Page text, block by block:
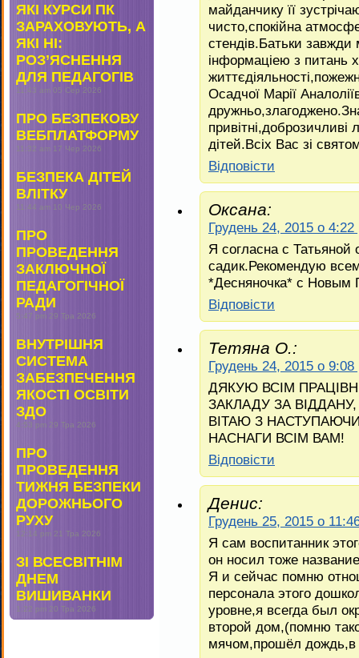
ЯКІ КУРСИ ПК
ЗАРАХОВУЮТЬ, А
ЯКІ НІ:
РОЗ’ЯСНЕННЯ
ДЛЯ ПЕДАГОГІВ
11:43 am 05 Сер 2026
ПРО БЕЗПЕКОВУ
ВЕБПЛАТФОРМУ
11:32 am 17 Чер 2026
БЕЗПЕКА ДІТЕЙ
ВЛІТКУ
11:44 am 10 Чер 2026
ПРО
ПРОВЕДЕННЯ
ЗАКЛЮЧНОЇ
ПЕДАГОГІЧНОЇ
РАДИ
5:47 pm 29 Тра 2026
ВНУТРІШНЯ
СИСТЕМА
ЗАБЕЗПЕЧЕННЯ
ЯКОСТІ ОСВІТИ
ЗДО
4:53 pm 29 Тра 2026
ПРО
ПРОВЕДЕННЯ
ТИЖНЯ БЕЗПЕКИ
ДОРОЖНЬОГО
РУХУ
12:14 pm 21 Тра 2026
ЗІ ВСЕСВІТНІМ
ДНЕМ
ВИШИВАНКИ
1:22 pm 20 Тра 2026
майданчику її
чисто,спокійна
стендів.Батьки
інформаціею з питань
Осадчої Марії
дітей.Всіх Вас зі
Відповіcти
Оксана:
Грудень 24, 2015 о 4:22
Я согласна с
садик.Рекомендую
*Десняночка* с Новым
Відповіcти
Тетяна О.:
Грудень 24, 2015 о 9:08
ДЯКУЮ ВСІМ
ЗАКЛАДУ ЗА
ВІТАЮ З
НАСНАГИ ВСІМ ВАМ!
Відповіcти
Денис:
Грудень 25, 2015 о
Я сам воспитанник
он носил тоже
Я и сейчас помню
персонала этого
уровне,я всегда был
второй дом,(помню
мячом,прошёл дождь,в